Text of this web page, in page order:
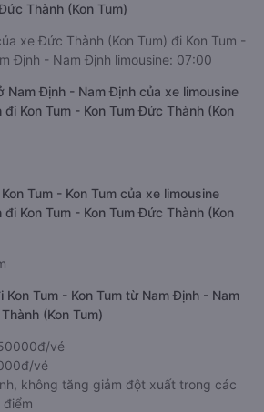
Thành (Kon Tum)
xe Đức Thành (Kon Tum) đi Kon Tum -
Định - Nam Định limousine: 07:00
Nam Định - Nam Định của xe limousine
Kon Tum - Kon Tum Đức Thành (Kon
Tum - Kon Tum của xe limousine
Kon Tum - Kon Tum Đức Thành (Kon
Kon Tum - Kon Tum từ Nam Định - Nam
(Kon Tum)
vé
vé
không tăng giảm đột xuất trong các
điểm